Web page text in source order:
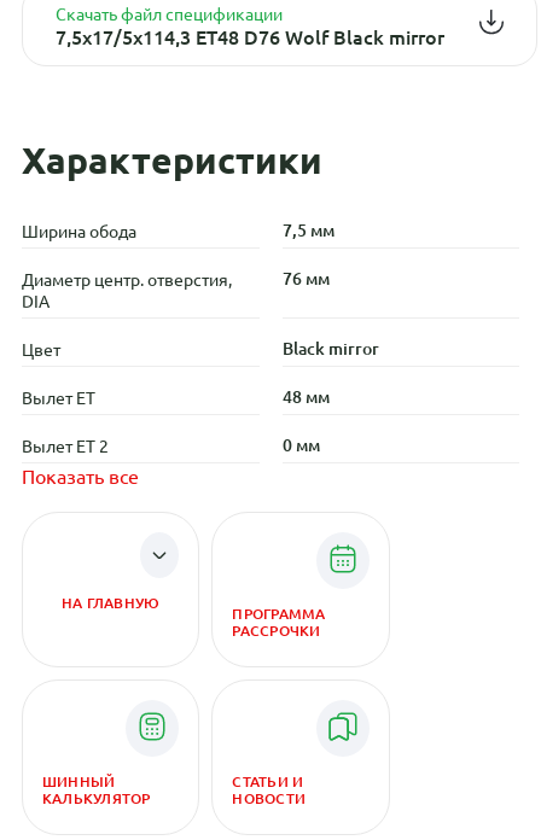
Скачать файл спецификации
7,5x17/5x114,3 ET48 D76 Wolf Black mirror
Характеристики
Ширина обода 7,5 мм
Диаметр центр. отверстия,
DIA
76 мм
Цвет Black mirror
Вылет ET 48 мм
Вылет ET 2 0 мм
Показать все
НА ГЛАВНУЮ
ПРОГРАММА
РАССРОЧКИ
ШИННЫЙ
КАЛЬКУЛЯТОР
СТАТЬИ И
НОВОСТИ